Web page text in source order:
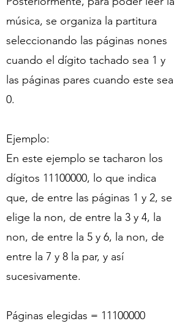
música, se organiza la partitura
seleccionando las páginas nones
cuando el dígito tachado sea 1 y
las páginas pares cuando este sea
0.
Ejemplo:
En este ejemplo se tacharon los
dígitos 11100000, lo que indica
que, de entre las páginas 1 y 2, se
elige la non, de entre la 3 y 4, la
non, de entre la 5 y 6, la non, de
entre la 7 y 8 la par, y así
sucesivamente.
Páginas elegidas = 11100000